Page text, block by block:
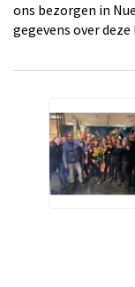
ons bezorgen in
gegevens over